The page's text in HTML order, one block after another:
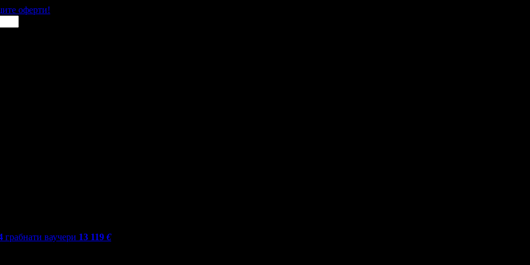
оферти!
грабнати ваучери 13 119 €